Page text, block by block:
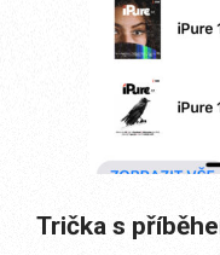
Trička s